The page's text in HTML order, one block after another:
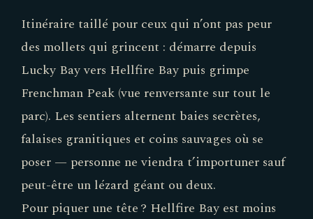
Itinéraire taillé pour ceux qui n’ont pas peur
des mollets qui grincent : démarre depuis
Lucky Bay vers Hellfire Bay puis grimpe
Frenchman Peak (vue renversante sur tout le
parc). Les sentiers alternent baies secrètes,
falaises granitiques et coins sauvages où se
poser — personne ne viendra t’importuner sauf
peut-être un lézard géant ou deux.
Pour piquer une tête ? Hellfire Bay est moins